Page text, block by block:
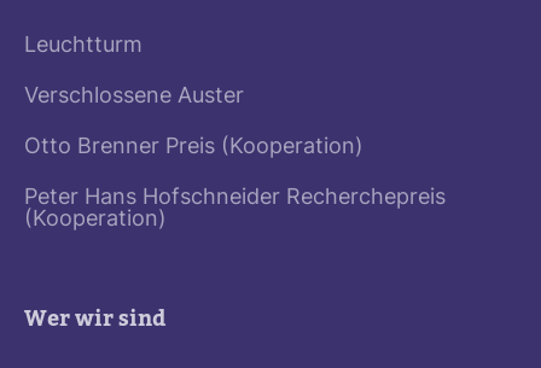
Leuchtturm
Verschlossene Auster
Otto Brenner Preis (Kooperation)
Peter Hans Hofschneider Recherchepreis
(Kooperation)
Wer wir sind